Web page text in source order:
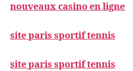
nouveaux casino en ligne
site paris sportif tennis
site paris sportif tennis